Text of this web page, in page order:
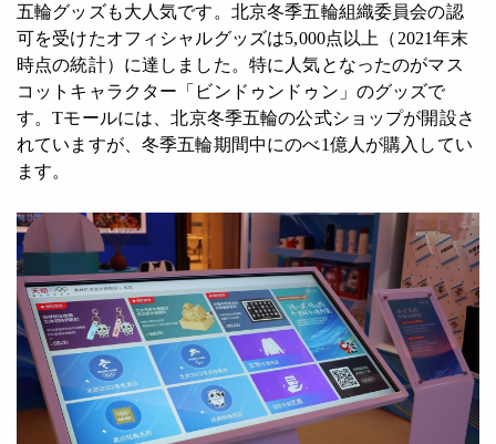
五輪グッズも大人気です。北京冬季五輪組織委員会の認
可を受けたオフィシャルグッズは5,000点以上（2021年末
時点の統計）に達しました。特に人気となったのがマス
コットキャラクター「ビンドゥンドゥン」のグッズで
す。Tモールには、北京冬季五輪の公式ショップが開設さ
れていますが、冬季五輪期間中にのべ1億人が購入してい
ます。